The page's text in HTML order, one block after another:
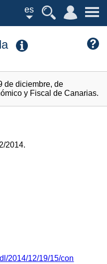
es
de diciembre, de
y Fiscal de Canarias.
2014.
2014/12/19/15/con